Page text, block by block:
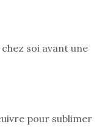
soi avant une
pour sublimer